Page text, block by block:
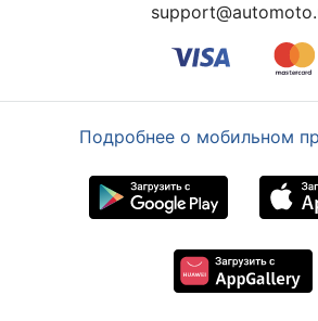
Подробнее о мобильном